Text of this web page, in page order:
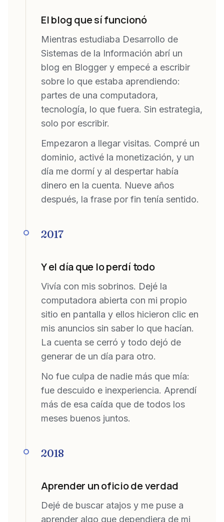
El blog que sí funcionó
Mientras estudiaba Desarrollo de
Sistemas de la Información abrí un
blog en Blogger y empecé a escribir
sobre lo que estaba aprendiendo:
partes de una computadora,
tecnología, lo que fuera. Sin estrategia,
solo por escribir.
Empezaron a llegar visitas. Compré un
dominio, activé la monetización, y un
día me dormí y al despertar había
dinero en la cuenta. Nueve años
después, la frase por fin tenía sentido.
2017
Y el día que lo perdí todo
Vivía con mis sobrinos. Dejé la
computadora abierta con mi propio
sitio en pantalla y ellos hicieron clic en
mis anuncios sin saber lo que hacían.
La cuenta se cerró y todo dejó de
generar de un día para otro.
No fue culpa de nadie más que mía:
fue descuido e inexperiencia. Aprendí
más de esa caída que de todos los
meses buenos juntos.
2018
Aprender un oficio de verdad
Dejé de buscar atajos y me puse a
aprender algo que dependiera de mi